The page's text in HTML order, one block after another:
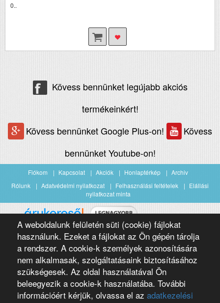
0..
A weboldalunk felületén süti (cookie) fájlokat
használunk. Ezeket a fájlokat az Ön gépén tárolja
a rendszer. A cookie-k személyek azonosítására
nem alkalmasak, szolgáltatásaink biztosításához
szükségesek. Az oldal használatával Ön
beleegyezik a cookie-k használatába. További
információért kérjük, olvassa el az adatkezelési
Kövess bennünket legújabb akciós
termékeinkért!
Kövess bennünket Google Plus-on!
Kövess
bennünket Youtube-on!
Fiókom Kapcsolat Akciók Honlaptérkép
Archiv
Rólunk
Adatvédelmi nyilatkozat Felhasználási feltételek
Elállási
nyilatkozat minta